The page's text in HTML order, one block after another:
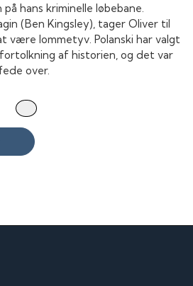
hans kriminelle løbebane.
(Ben Kingsley), tager Oliver til
være lommetyv. Polanski har valgt
af historien, og det var
over.